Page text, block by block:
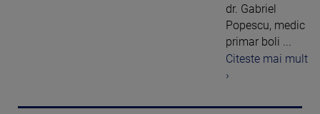
dr. Gabriel
Popescu, medic
primar boli ...
Citeste mai mult
›